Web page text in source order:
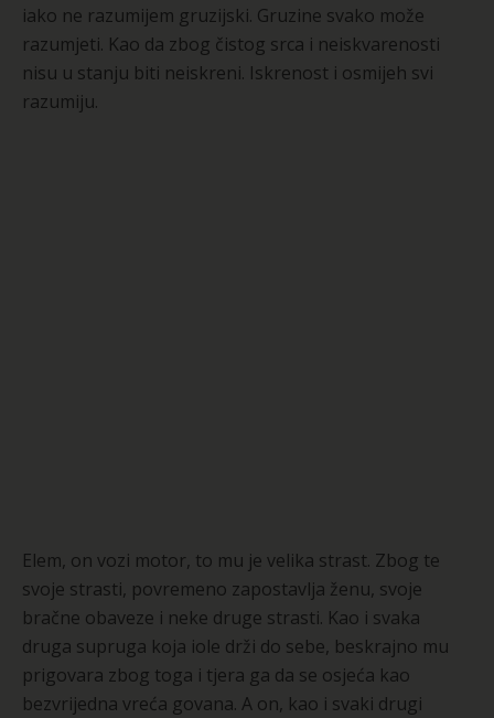
iako ne razumijem gruzijski. Gruzine svako može
razumjeti. Kao da zbog čistog srca i neiskvarenosti
nisu u stanju biti neiskreni. Iskrenost i osmijeh svi
razumiju.
Elem, on vozi motor, to mu je velika strast. Zbog te
svoje strasti, povremeno zapostavlja ženu, svoje
bračne obaveze i neke druge strasti. Kao i svaka
druga supruga koja iole drži do sebe, beskrajno mu
prigovara zbog toga i tjera ga da se osjeća kao
bezvrijedna vreća govana. A on, kao i svaki drugi